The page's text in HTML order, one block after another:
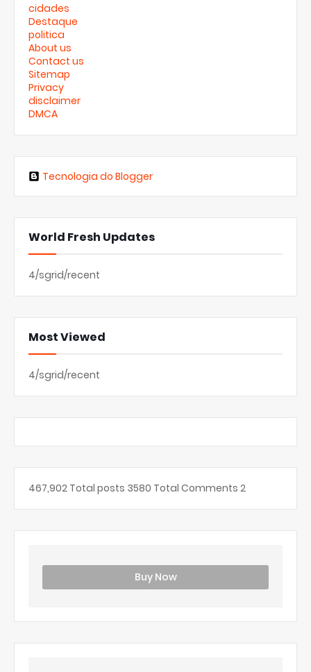
cidades
Destaque
politica
About us
Contact us
Sitemap
Privacy
disclaimer
DMCA
Tecnologia do Blogger
World Fresh Updates
4/sgrid/recent
Most Viewed
4/sgrid/recent
467,902 Total posts 3580 Total Comments 2
Buy Now